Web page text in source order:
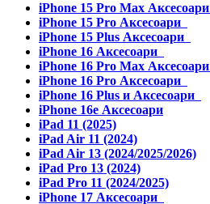
iPhone 15 Pro Max Аксесоари
iPhone 15 Pro Аксесоари
iPhone 15 Plus Аксесоари
iPhone 16 Аксесоари
iPhone 16 Pro Max Аксесоари
iPhone 16 Pro Аксесоари
iPhone 16 Plus и Аксесоари
iPhone 16e Аксесоари
iPad 11 (2025)
iPad Air 11 (2024)
iPad Air 13 (2024/2025/2026)
iPad Pro 13 (2024)
iPad Pro 11 (2024/2025)
iPhone 17 Аксесоари